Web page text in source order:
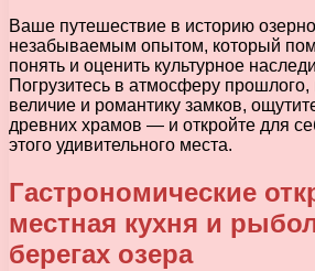
Ваше путешествие в историю
незабываемым опытом, который
понять и оценить культурное
Погрузитесь в атмосферу прошлого,
величие и романтику замков,
древних храмов — и откройте для
этого удивительного места.
Гастрономические
местная кухня и
берегах озера